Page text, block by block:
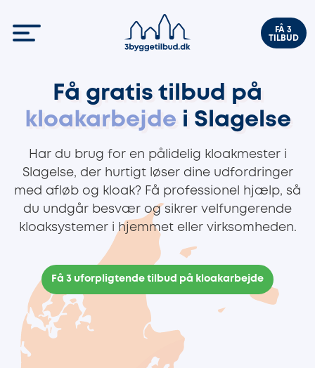
FÅ 3
TILBUD
Få gratis tilbud på
kloakarbejde i Slagelse
Har du brug for en pålidelig kloakmester i
Slagelse, der hurtigt løser dine udfordringer
med afløb og kloak? Få professionel hjælp, så
du undgår besvær og sikrer velfungerende
kloaksystemer i hjemmet eller virksomheden.
Få 3 uforpligtende tilbud på kloakarbejde